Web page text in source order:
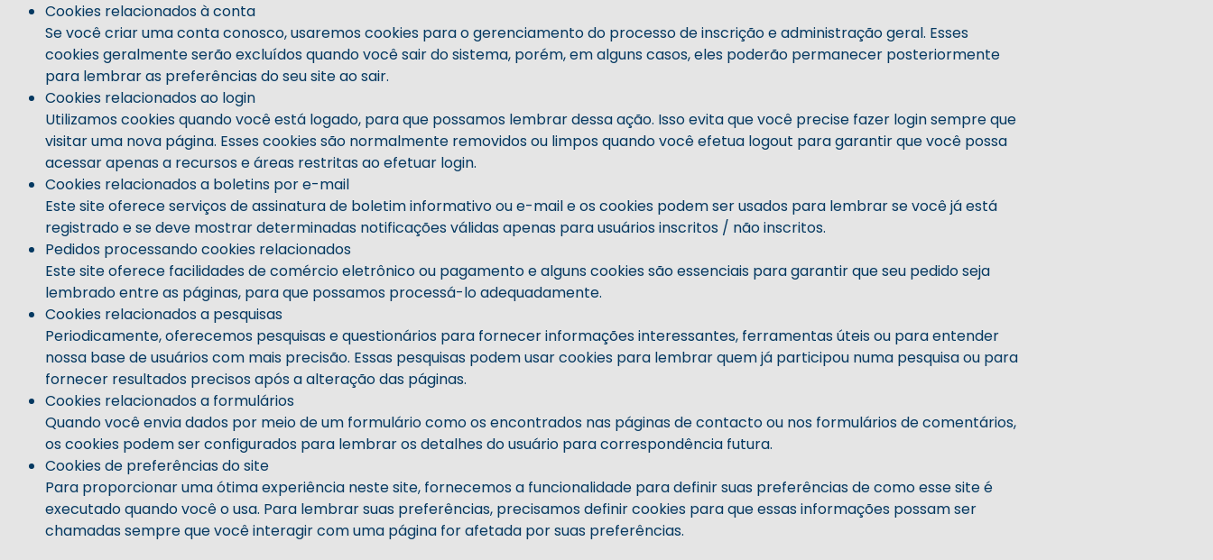
Cookies relacionados à conta
Se você criar uma conta conosco, usaremos cookies para o gerenciamento do processo de inscrição e administração geral. Esses
cookies geralmente serão excluídos quando você sair do sistema, porém, em alguns casos, eles poderão permanecer posteriormente
para lembrar as preferências do seu site ao sair.
Cookies relacionados ao login
Utilizamos cookies quando você está logado, para que possamos lembrar dessa ação. Isso evita que você precise fazer login sempre que
visitar uma nova página. Esses cookies são normalmente removidos ou limpos quando você efetua logout para garantir que você possa
acessar apenas a recursos e áreas restritas ao efetuar login.
Cookies relacionados a boletins por e-mail
Este site oferece serviços de assinatura de boletim informativo ou e-mail e os cookies podem ser usados ​​para lembrar se você já está
registrado e se deve mostrar determinadas notificações válidas apenas para usuários inscritos / não inscritos.
Pedidos processando cookies relacionados
Este site oferece facilidades de comércio eletrônico ou pagamento e alguns cookies são essenciais para garantir que seu pedido seja
lembrado entre as páginas, para que possamos processá-lo adequadamente.
Cookies relacionados a pesquisas
Periodicamente, oferecemos pesquisas e questionários para fornecer informações interessantes, ferramentas úteis ou para entender
nossa base de usuários com mais precisão. Essas pesquisas podem usar cookies para lembrar quem já participou numa pesquisa ou para
fornecer resultados precisos após a alteração das páginas.
Cookies relacionados a formulários
Quando você envia dados por meio de um formulário como os encontrados nas páginas de contacto ou nos formulários de comentários,
os cookies podem ser configurados para lembrar os detalhes do usuário para correspondência futura.
Cookies de preferências do site
Para proporcionar uma ótima experiência neste site, fornecemos a funcionalidade para definir suas preferências de como esse site é
executado quando você o usa. Para lembrar suas preferências, precisamos definir cookies para que essas informações possam ser
chamadas sempre que você interagir com uma página for afetada por suas preferências.